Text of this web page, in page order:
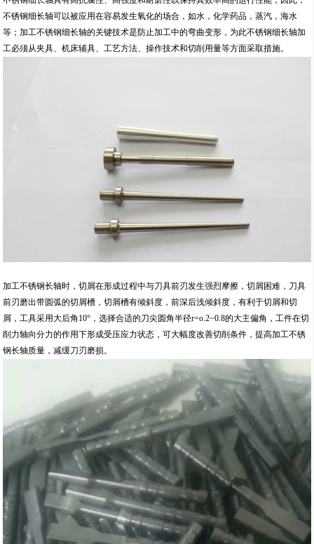
不锈钢细长轴可以被应用在容易发生氧化的场合，如水，化学药品，蒸汽，海水
等；加工不锈钢细长轴的关键技术是防止加工中的弯曲变形，为此不锈钢细长轴加
工必须从夹具、机床辅具、工艺方法、操作技术和切削用量等方面采取措施。
加工不锈钢长轴时，切屑在形成过程中与刀具前刃发生强烈摩擦，切屑困难，刀具
前刃磨出带圆弧的切屑槽，切屑槽有倾斜度，前深后浅倾斜度，有利于切屑和切
屑，工具采用大后角10°，选择合适的刀尖圆角半径r=o.2~0.8的大主偏角，工件在切
削力轴向分力的作用下形成受压应力状态，可大幅度改善切削条件，提高加工不锈
钢长轴质量，减缓刀刃磨损。